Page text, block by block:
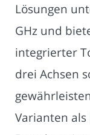
Lösungen
GHz und
integrierter
drei Achsen
Varianten